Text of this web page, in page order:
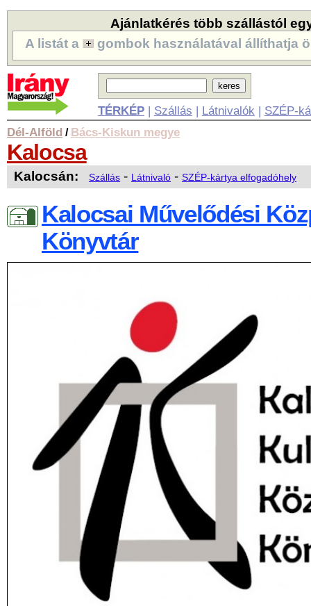
Ajánlatkérés több szállástól
A listát a
gombok használatával állíthatja
TÉRKÉP| Szállás | Látnivalók | SZÉP-
Dél-Alföld / Bács-Kiskun megye
Kalocsa
Kalocsán: Szállás - Látnivaló - SZÉP-kártya elfogadóhely
Kalocsai Művelődési
Könyvtár